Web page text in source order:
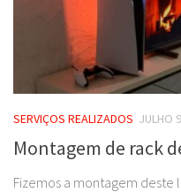
SERVIÇOS REALIZADOS JULHO
Montagem de rack
Fizemos a montagem deste